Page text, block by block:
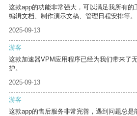
这款app的功能非常强大，可以满足我所有
编辑文档、制作演示文稿、管理日程安排等。
2025-09-13
游客
这款加速器VPM应用程序已经为我们带来了
护。
2025-09-13
游客
这款app的售后服务非常完善，遇到问题总